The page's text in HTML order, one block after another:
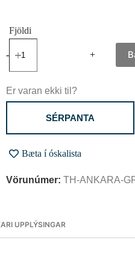
- +
Er varan ekki til?
SÉRPANTA
Bæta í óskalista
Vörunúmer: TH-ANKARA-
UPPLÝSINGAR